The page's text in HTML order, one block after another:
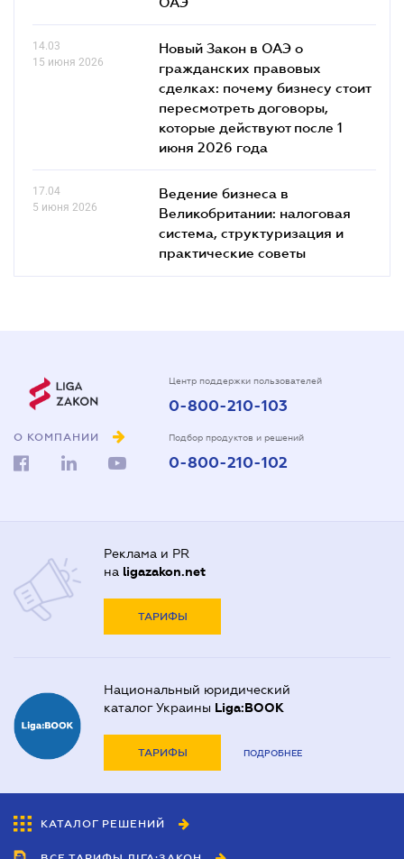
14.03
15 июня 2026
Новый Закон в ОАЭ о
гражданских правовых
сделках: почему бизнесу стоит
пересмотреть договоры,
которые действуют после 1
июня 2026 года
17.04
5 июня 2026
Ведение бизнеса в
Великобритании: налоговая
система, структуризация и
практические советы
О КОМПАНИИ
Центр поддержки пользователей
0-800-210-103
Подбор продуктов и решений
0-800-210-102
Реклама и PR
на ligazakon.net
ТАРИФЫ
Национальный юридический
каталог Украины Liga:BOOK
ТАРИФЫ ПОДРОБНЕЕ
КАТАЛОГ РЕШЕНИЙ